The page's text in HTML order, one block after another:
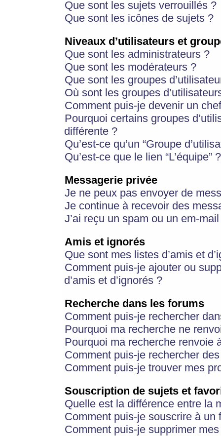
Que sont les sujets verrouillés ?
Que sont les icônes de sujets ?
Niveaux d’utilisateurs et
Que sont les administrateurs ?
Que sont les modérateurs ?
Que sont les groupes
Où sont les groupes
Comment puis-je devenir un
Pourquoi certains groupes
différente ?
Qu’est-ce qu’un “Groupe
Qu’est-ce que le lien “L’équipe” ?
Messagerie privée
Je ne peux pas envoyer de
Je continue à recevoir des
J’ai reçu un spam ou un em-
Amis et ignorés
Que sont mes listes d’amis et
Comment puis-je ajouter ou
d’amis et d’ignorés ?
Recherche dans les forums
Comment puis-je rechercher
Pourquoi ma recherche ne
Pourquoi ma recherche renvoie
Comment puis-je rechercher
Comment puis-je trouver mes
Souscription de sujets et
Quelle est la différence entre la
Comment puis-je souscrire à
Comment puis-je supprimer